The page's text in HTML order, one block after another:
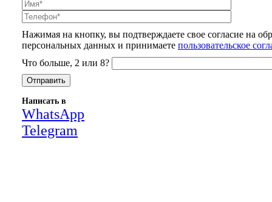
Нажимая на кнопку, вы подтверждаете свое согласие на
персональных данных и принимаете пользовательское
Что больше, 2 или 8?
Написать в
WhatsApp
Telegram